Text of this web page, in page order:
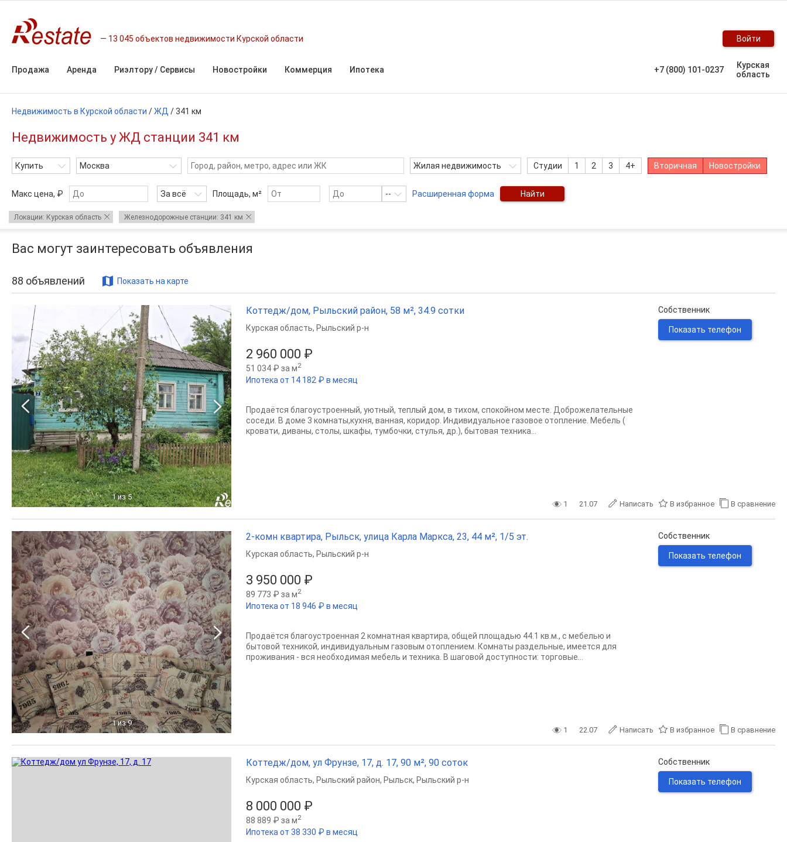
13 045 объектов недвижимости Курской области Войти
Продажа Аренда Риэлтору / Сервисы Новостройки Коммерция Ипотека +7 (800) 101-0237
Курская
область
Недвижимость в Курской области /ЖД /341 км
Недвижимость у ЖД станции 341 км
Купить Москва Жилая недвижимость Студии 1 2 3 4+ Вторичная Новостройки
Макс цена, ₽ За всё Площадь, м² -- Расширенная форма Найти
Локации: Курская область Железнодорожные станции: 341 км
Вас могут заинтересовать объявления
88 объявлений Показать на карте
1 из 5
Коттедж/дом, Рыльский район, 58 м², 34.9 сотки
2 960 000 ₽
51 034 ₽ за м2
Ипотека от 14 182 ₽ в месяц
Курская область, Рыльский р-н
Продаётся благоустроенный, уютный, теплый дом, в тихом, спокойном месте. Доброжелательные
соседи. В доме 3 комнаты,кухня, ванная, коридор. Индивидуальное газовое отопление. Мебель (
кровати, диваны, столы, шкафы, тумбочки, стулья, др.), бытовая техника...
Собственник
Показать телефон
1 21.07 Написать В избранное В сравнение
1 из 9
2-комн квартира, Рыльск, улица Карла Маркса, 23, 44 м², 1/5 эт.
3 950 000 ₽
89 773 ₽ за м2
Ипотека от 18 946 ₽ в месяц
Курская область, Рыльский р-н
Продаётся благоустроенная 2 комнатная квартира, общей площадью 44.1 кв.м., с мебелью и
бытовой техникой, индивидуальным газовым отоплением. Комнаты раздельные, имеется для
проживания - вся необходимая мебель и техника. В шаговой доступности: торговые...
Собственник
Показать телефон
1 22.07 Написать В избранное В сравнение
Коттедж/дом, ул Фрунзе, 17, д. 17, 90 м², 90 соток
8 000 000 ₽
88 889 ₽ за м2
Ипотека от 38 330 ₽ в месяц
Курская область, Рыльский район, Рыльск, Рыльский р-н
Собственник
Показать телефон